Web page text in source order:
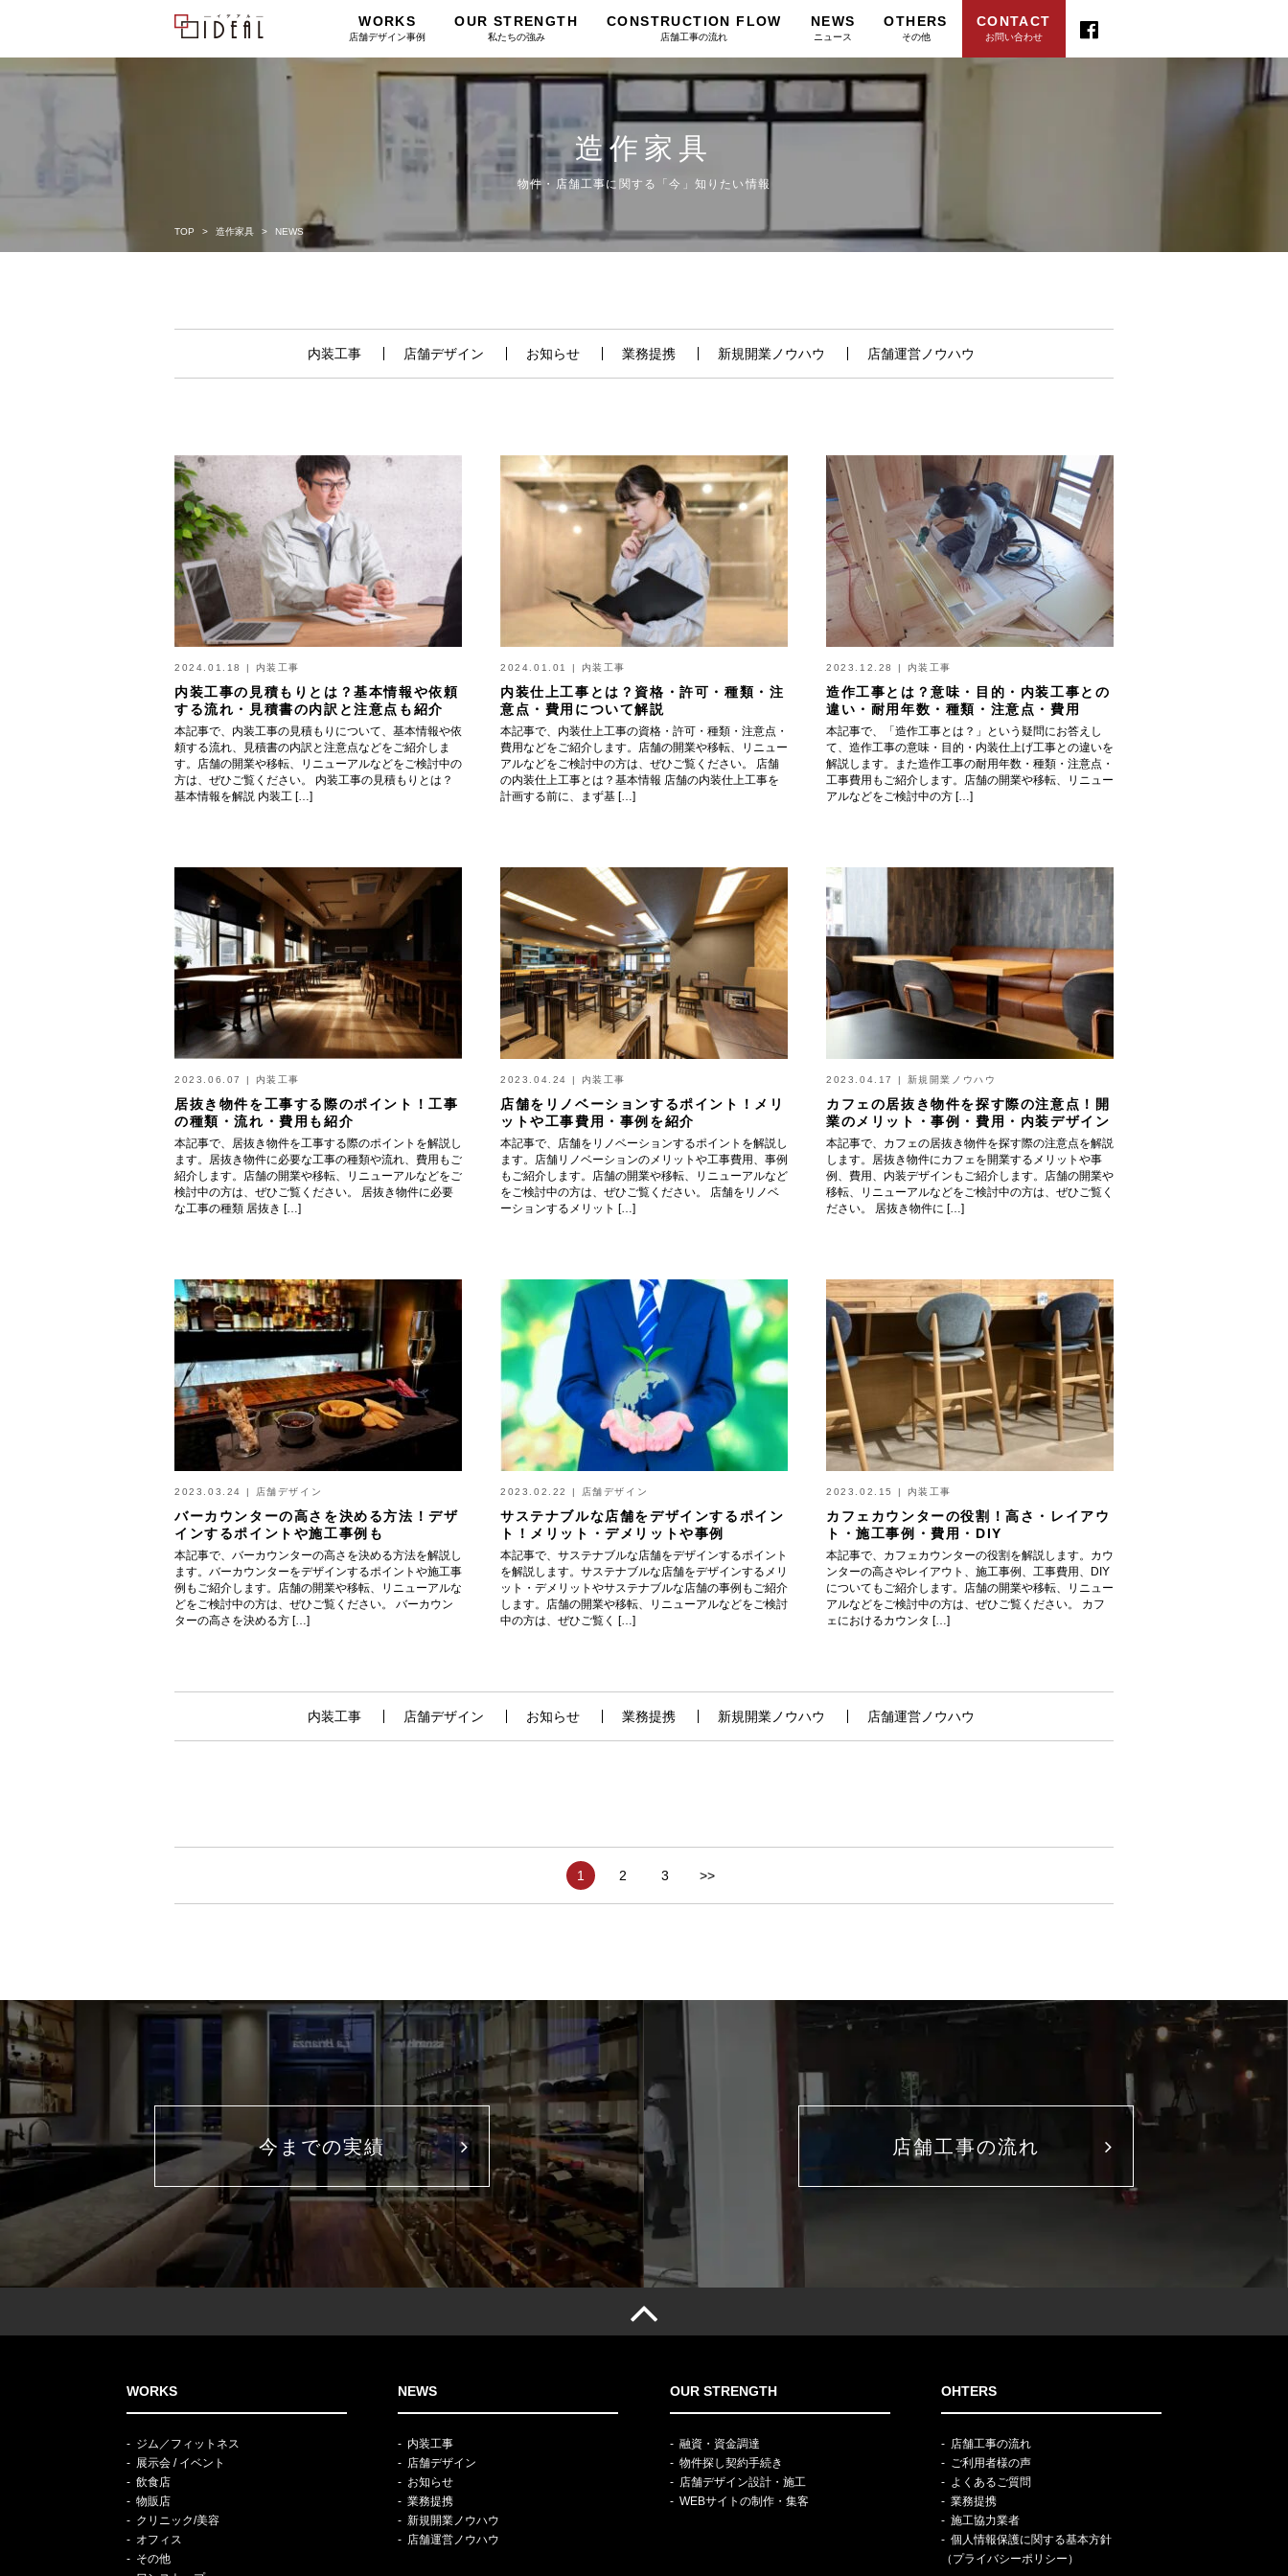
WORKS
店舗デザイン事例
OUR STRENGTH
私たちの強み
CONSTRUCTION FLOW
店舗工事の流れ
NEWS
ニュース
OTHERS
その他
CONTACT
お問い合わせ
造作家具
物件・店舗工事に関する「今」知りたい情報
TOP 造作家具 NEWS
内装工事 店舗デザイン お知らせ 業務提携 新規開業ノウハウ 店舗運営ノウハウ
2024.01.18 | 内装工事
内装工事の見積もりとは？基本情報や依頼
する流れ・見積書の内訳と注意点も紹介
本記事で、内装工事の見積もりについて、基本情報や依
頼する流れ、見積書の内訳と注意点などをご紹介しま
す。店舗の開業や移転、リニューアルなどをご検討中の
方は、ぜひご覧ください。 内装工事の見積もりとは？
基本情報を解説 内装工 […]
2024.01.01 | 内装工事
内装仕上工事とは？資格・許可・種類・注
意点・費用について解説
本記事で、内装仕上工事の資格・許可・種類・注意点・
費用などをご紹介します。店舗の開業や移転、リニュー
アルなどをご検討中の方は、ぜひご覧ください。 店舗
の内装仕上工事とは？基本情報 店舗の内装仕上工事を
計画する前に、まず基 […]
2023.12.28 | 内装工事
造作工事とは？意味・目的・内装工事との
違い・耐用年数・種類・注意点・費用
本記事で、「造作工事とは？」という疑問にお答えし
て、造作工事の意味・目的・内装仕上げ工事との違いを
解説します。また造作工事の耐用年数・種類・注意点・
工事費用もご紹介します。店舗の開業や移転、リニュー
アルなどをご検討中の方 […]
2023.06.07 | 内装工事
居抜き物件を工事する際のポイント！工事
の種類・流れ・費用も紹介
本記事で、居抜き物件を工事する際のポイントを解説し
ます。居抜き物件に必要な工事の種類や流れ、費用もご
紹介します。店舗の開業や移転、リニューアルなどをご
検討中の方は、ぜひご覧ください。 居抜き物件に必要
な工事の種類 居抜き […]
2023.04.24 | 内装工事
店舗をリノベーションするポイント！メリ
ットや工事費用・事例を紹介
本記事で、店舗をリノベーションするポイントを解説し
ます。店舗リノベーションのメリットや工事費用、事例
もご紹介します。店舗の開業や移転、リニューアルなど
をご検討中の方は、ぜひご覧ください。 店舗をリノベ
ーションするメリット […]
2023.04.17 | 新規開業ノウハウ
カフェの居抜き物件を探す際の注意点！開
業のメリット・事例・費用・内装デザイン
本記事で、カフェの居抜き物件を探す際の注意点を解説
します。居抜き物件にカフェを開業するメリットや事
例、費用、内装デザインもご紹介します。店舗の開業や
移転、リニューアルなどをご検討中の方は、ぜひご覧く
ださい。 居抜き物件に […]
2023.03.24 | 店舗デザイン
バーカウンターの高さを決める方法！デザ
インするポイントや施工事例も
本記事で、バーカウンターの高さを決める方法を解説し
ます。バーカウンターをデザインするポイントや施工事
例もご紹介します。店舗の開業や移転、リニューアルな
どをご検討中の方は、ぜひご覧ください。 バーカウン
ターの高さを決める方 […]
2023.02.22 | 店舗デザイン
サステナブルな店舗をデザインするポイン
ト！メリット・デメリットや事例
本記事で、サステナブルな店舗をデザインするポイント
を解説します。サステナブルな店舗をデザインするメリ
ット・デメリットやサステナブルな店舗の事例もご紹介
します。店舗の開業や移転、リニューアルなどをご検討
中の方は、ぜひご覧く […]
2023.02.15 | 内装工事
カフェカウンターの役割！高さ・レイアウ
ト・施工事例・費用・DIY
本記事で、カフェカウンターの役割を解説します。カウ
ンターの高さやレイアウト、施工事例、工事費用、DIY
についてもご紹介します。店舗の開業や移転、リニュー
アルなどをご検討中の方は、ぜひご覧ください。 カフ
ェにおけるカウンタ […]
内装工事 店舗デザイン お知らせ 業務提携 新規開業ノウハウ 店舗運営ノウハウ
1 2 3 >>
今までの実績 店舗工事の流れ
WORKS
ジム／フィットネス
展示会 / イベント
飲食店
物販店
クリニック/美容
オフィス
その他
NEWS
内装工事
店舗デザイン
お知らせ
業務提携
新規開業ノウハウ
店舗運営ノウハウ
OUR STRENGTH
融資・資金調達
物件探し契約手続き
店舗デザイン設計・施工
WEBサイトの制作・集客
OHTERS
店舗工事の流れ
ご利用者様の声
よくあるご質問
業務提携
施工協力業者
個人情報保護に関する基本方針
（プライバシーポリシー）